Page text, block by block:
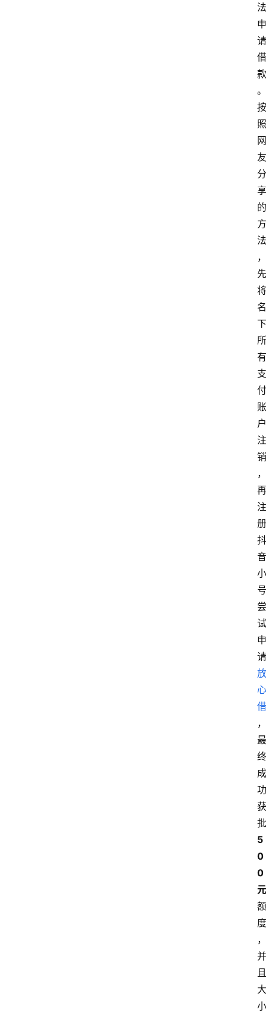
法
申
请
借
款
。
按
照
网
友
分
享
的
方
法
，
先
将
名
下
所
有
支
付
账
户
注
销
，
再
注
册
抖
音
小
号
尝
试
申
请
放
心
借
，
最
终
成
功
获
批
5
0
0
元
额
度
，
并
且
大
小